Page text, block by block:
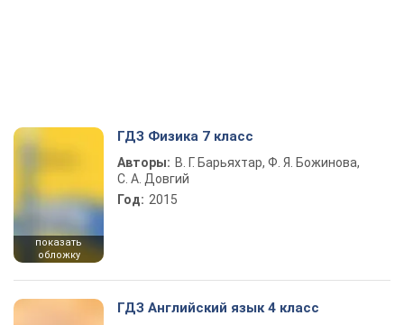
показать
обложку
ГДЗ Физика 7 класс
Авторы: В. Г. Барьяхтар, Ф. Я. Божинова,
С. А. Довгий
Год: 2015
ГДЗ Английский язык 4 класс